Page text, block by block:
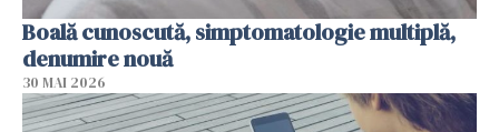
Boală cunoscută, simptomatologie multiplă,
denumire nouă
30 MAI 2026